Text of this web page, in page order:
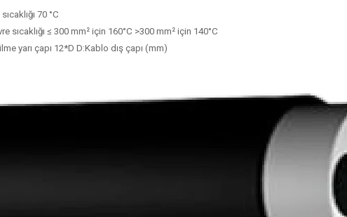
70 °C
sıcaklığı ≤ 300 mm² için 160°C >300 mm² için 140°C
yarı çapı 12*D D:Kablo dış çapı (mm)